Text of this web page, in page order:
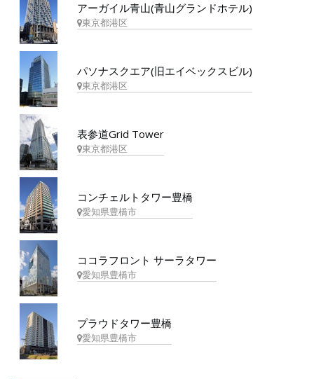
アーガイル青山(青山グランドホテル)
東京都港区
パソナスクエア(旧エイベックスビル)
東京都港区
表参道Grid Tower
東京都港区
コンチェルトタワー豊橋
愛知県豊橋市
ココラフロント サーラタワー
愛知県豊橋市
プラウドタワー豊橋
愛知県豊橋市